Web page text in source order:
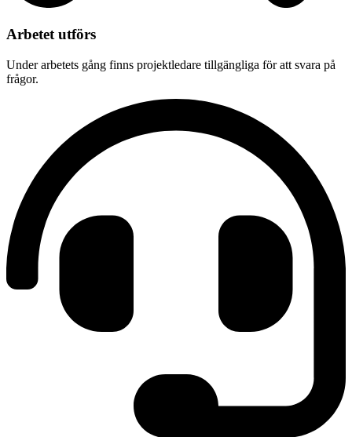
Arbetet utförs
Under arbetets gång finns projektledare tillgängliga för att svara på
frågor.